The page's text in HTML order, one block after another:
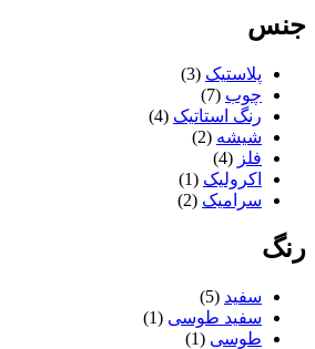
راحیل
زیبا
سام ست
سناتور
سینماز
شفق
شنیا
عروس نوین
گلنام
لوکس
جنس
پلاستیک (3)
چوب (7)
رنگ استاتیک (4)
شیشه (2)
فلز (4)
اکرولیک (1)
سرامیک (2)
رنگ
سفید (5)
سفید طوسی (1)
طوسی (1)